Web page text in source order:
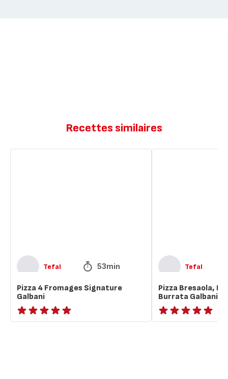
Recettes similaires
Tefal 53min
Pizza 4 Fromages Signature
Galbani
ratings.NaN
Tefal
Pizza Bresaola,
Burrata Galbani
ratings.NaN